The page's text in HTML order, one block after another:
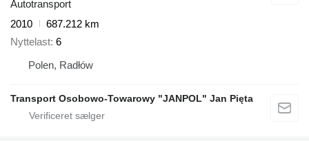
Autotransport
2010
687.212 km
Nyttelast 6
Polen, Radłów
Transport Osobowo-Towarowy "JANPOL" Jan Pięta